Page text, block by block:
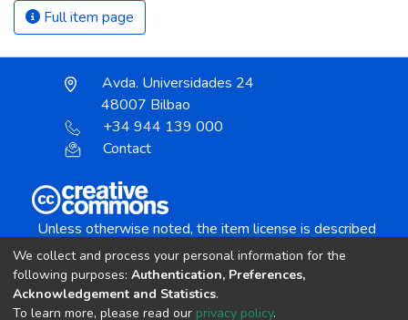
Full item page
Avda. Universidades 24
48007 Bilbao
+34 944 139 000
Contact
Unless otherwise noted, the item license is described
Creative Commons Attribution-NonCommercial-
We collect and process your personal information for the
following purposes: Authentication, Preferences,
Acknowledgement and Statistics.
To learn more, please read our privacy policy.